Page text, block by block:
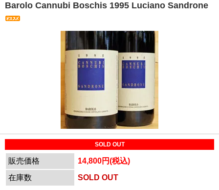
Barolo Cannubi Boschis 1995 Luciano Sandrone
SOLD OUT
販売価格
14,800円(税込)
在庫数
SOLD OUT